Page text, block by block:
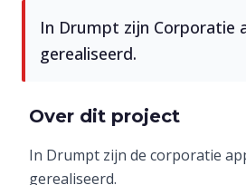
In Drumpt zijn Corporatie
gerealiseerd.
Over dit project
In Drumpt zijn de corporatie
gerealiseerd.